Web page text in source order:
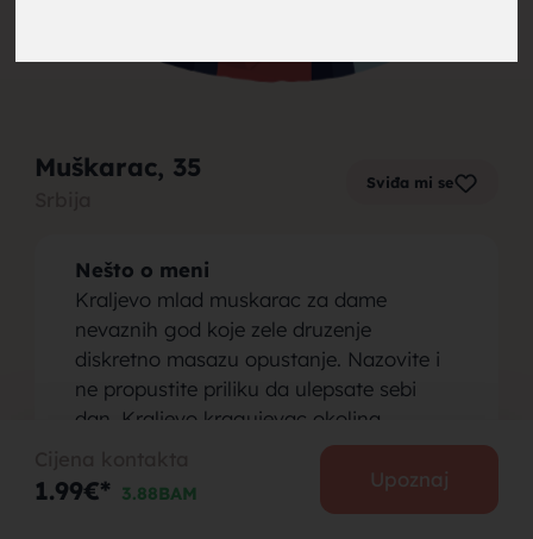
Muškarac, 35 Sviđa mi se
Nešto o meni
Kraljevo mlad muskarac za dame
nevaznih god koje zele druzenje
diskretno masazu opustanje. Nazovite i
ne propustite priliku da ulepsate sebi
dan. Kraljevo kragujevac okolina.
Kraljevo mlad muskarac za dame
nevaznih god koje zele druzenje
1.99€* 3.88BAM
Upoznaj
brak,
muskarci
za brak,